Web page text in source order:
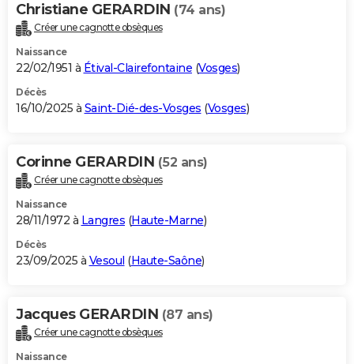
Christiane GERARDIN (74 ans)
Créer une cagnotte obsèques
Naissance
22/02/1951 à Étival-Clairefontaine (Vosges)
Décès
16/10/2025 à Saint-Dié-des-Vosges (Vosges)
Corinne GERARDIN (52 ans)
Créer une cagnotte obsèques
Naissance
28/11/1972 à Langres (Haute-Marne)
Décès
23/09/2025 à Vesoul (Haute-Saône)
Jacques GERARDIN (87 ans)
Créer une cagnotte obsèques
Naissance